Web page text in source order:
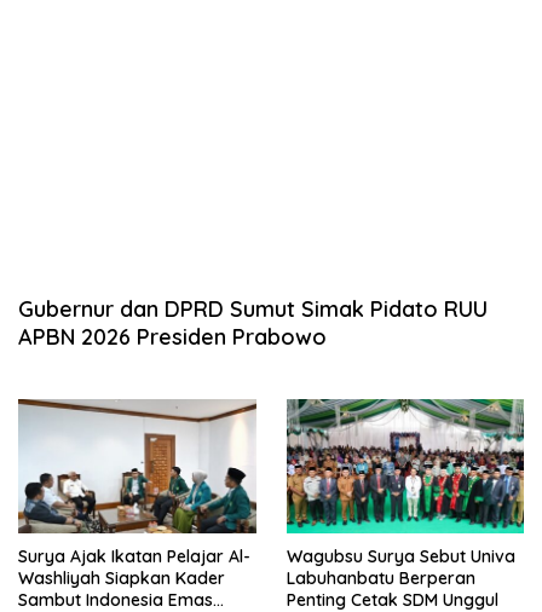
Gubernur dan DPRD Sumut Simak Pidato RUU
APBN 2026 Presiden Prabowo
Surya Ajak Ikatan Pelajar Al-
Washliyah Siapkan Kader
Sambut Indonesia Emas
Wagubsu Surya Sebut Univa
Labuhanbatu Berperan
Penting Cetak SDM Unggul